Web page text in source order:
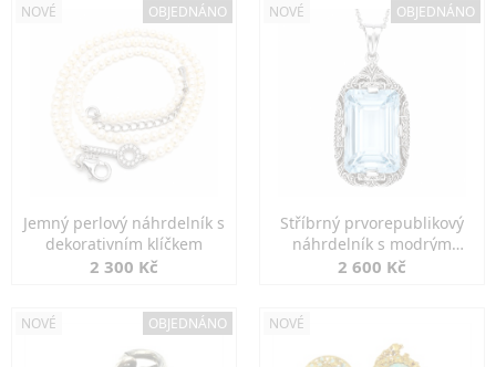
NOVÉ OBJEDNÁNO
Jemný perlový náhrdelník s
dekorativním klíčkem
2 300 Kč
NOVÉ OBJEDNÁNO
Stříbrný prvorepublikový
náhrdelník s modrým
spinelem
2 600 Kč
NOVÉ OBJEDNÁNO NOVÉ